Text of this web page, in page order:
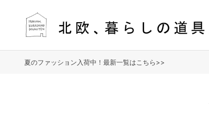
夏のファッション入荷中！最新一覧はこちら>>